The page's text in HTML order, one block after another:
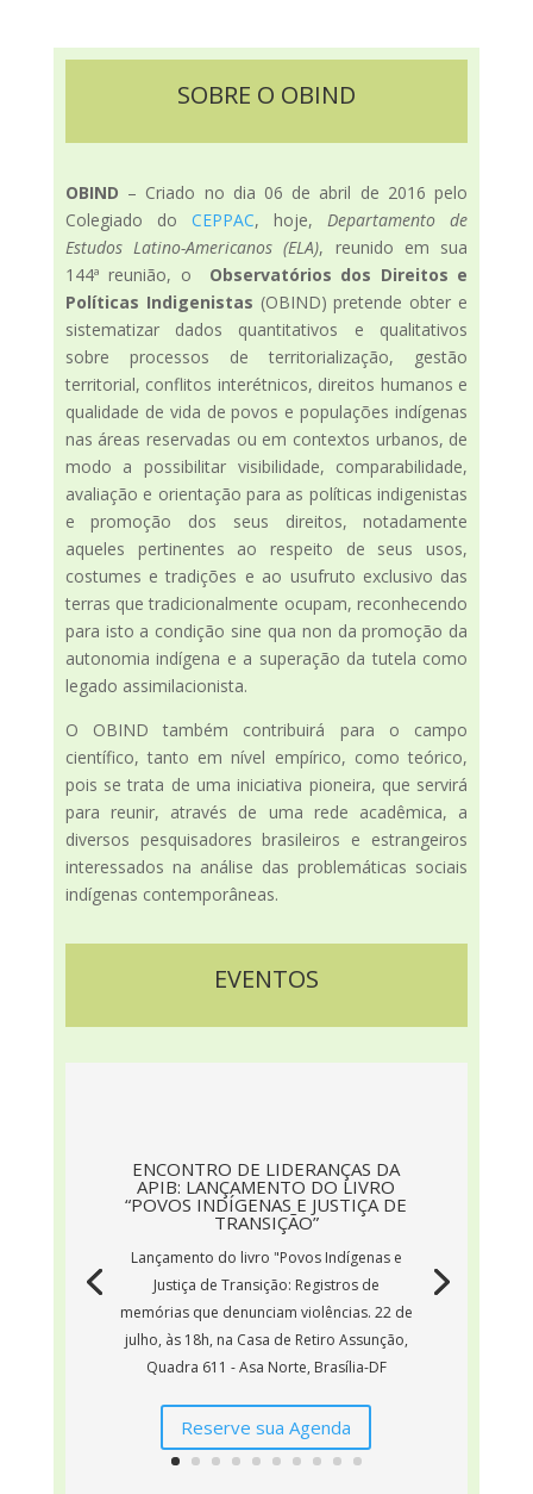
SOBRE O OBIND
OBIND – Criado no dia 06 de abril de 2016 pelo
Colegiado do CEPPAC, hoje, Departamento de
Estudos Latino-Americanos (ELA), reunido em sua
144ª reunião, o Observatórios dos Direitos e
Políticas Indigenistas (OBIND) pretende obter e
sistematizar dados quantitativos e qualitativos
sobre processos de territorialização, gestão
territorial, conflitos interétnicos, direitos humanos e
qualidade de vida de povos e populações indígenas
nas áreas reservadas ou em contextos urbanos, de
modo a possibilitar visibilidade, comparabilidade,
avaliação e orientação para as políticas indigenistas
e promoção dos seus direitos, notadamente
aqueles pertinentes ao respeito de seus usos,
costumes e tradições e ao usufruto exclusivo das
terras que tradicionalmente ocupam, reconhecendo
para isto a condição sine qua non da promoção da
autonomia indígena e a superação da tutela como
legado assimilacionista.
O OBIND também contribuirá para o campo
científico, tanto em nível empírico, como teórico,
pois se trata de uma iniciativa pioneira, que servirá
para reunir, através de uma rede acadêmica, a
diversos pesquisadores brasileiros e estrangeiros
interessados na análise das problemáticas sociais
indígenas contemporâneas.
EVENTOS
ENCONTRO DE LIDERANÇAS DA
APIB: LANÇAMENTO DO LIVRO
“POVOS INDÍGENAS E JUSTIÇA DE
TRANSIÇÃO”
Lançamento do livro "Povos Indígenas e
Justiça de Transição: Registros de
memórias que denunciam violências. 22 de
julho, às 18h, na Casa de Retiro Assunção,
Quadra 611 - Asa Norte, Brasília-DF
Reserve sua Agenda